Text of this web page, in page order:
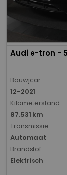
Audi e-tron -
Bouwjaar
12-2021
Kilometerstand
87.531 km
Transmissie
Automaat
Brandstof
Elektrisch